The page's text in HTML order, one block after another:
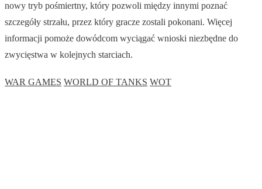
nowy tryb pośmiertny, który pozwoli między innymi poznać
szczegóły strzału, przez który gracze zostali pokonani. Więcej
informacji pomoże dowódcom wyciągać wnioski niezbędne do
zwycięstwa w kolejnych starciach.
WAR GAMES WORLD OF TANKS WOT